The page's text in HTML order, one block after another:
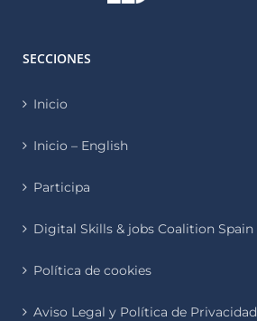
SECCIONES
Inicio
Inicio – English
Participa
Digital Skills & jobs Coalition Spain
Política de cookies
Aviso Legal y Política de Privacidad